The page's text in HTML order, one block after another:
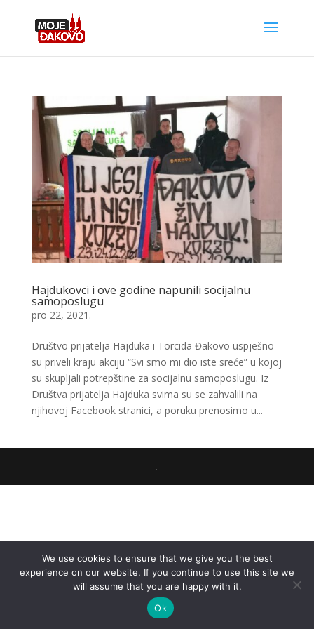
Hajdukovci i ove godine napunili socijalnu
samoposlugu
pro 22, 2021.
Društvo prijatelja Hajduka i Torcida Đakovo uspješno
su priveli kraju akciju “Svi smo mi dio iste sreće” u kojoj
su skupljali potrepštine za socijalnu samoposlugu. Iz
Društva prijatelja Hajduka svima su se zahvalili na
njihovoj Facebook stranici, a poruku prenosimo u...
.
We use cookies to ensure that we give you the best
experience on our website. If you continue to use this site we
will assume that you are happy with it.
Ok